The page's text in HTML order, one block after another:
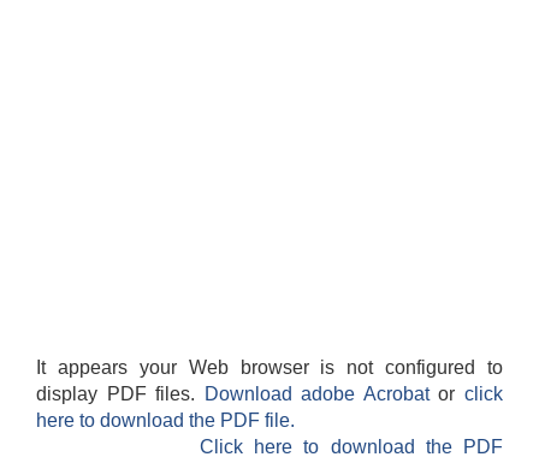
It appears your Web browser is not configured to
display PDF files.
Download adobe Acrobatorclick
here to download the PDF file.
Click here to download the PDF